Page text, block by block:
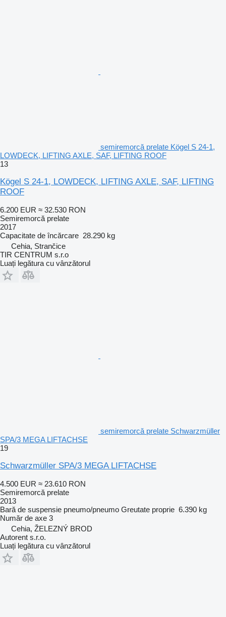
semiremorcă prelate Kögel S 24-1,
LOWDECK, LIFTING AXLE, SAF, LIFTING ROOF
13
Kögel S 24-1, LOWDECK, LIFTING AXLE, SAF, LIFTING
ROOF
6.200 EUR ≈ 32.530 RON
Semiremorcă prelate
2017
Capacitate de încărcare 28.290 kg
Cehia, Strančice
TIR CENTRUM s.r.o
Luați legătura cu vânzătorul
semiremorcă prelate Schwarzmüller
SPA/3 MEGA LIFTACHSE
19
Schwarzmüller SPA/3 MEGA LIFTACHSE
4.500 EUR ≈ 23.610 RON
Semiremorcă prelate
2013
Bară de suspensie pneumo/pneumo Greutate proprie 6.390 kg
Număr de axe 3
Cehia, ŽELEZNÝ BROD
Autorent s.r.o.
Luați legătura cu vânzătorul